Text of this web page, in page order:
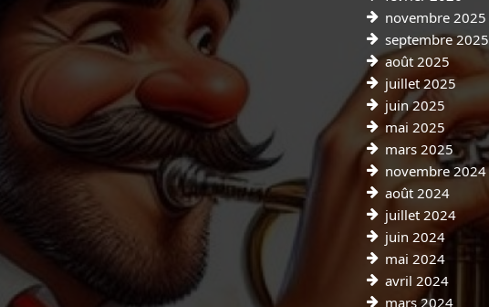
novembre 2025
septembre 2025
août 2025
juillet 2025
juin 2025
mai 2025
mars 2025
novembre 2024
août 2024
juillet 2024
juin 2024
mai 2024
avril 2024
mars 2024